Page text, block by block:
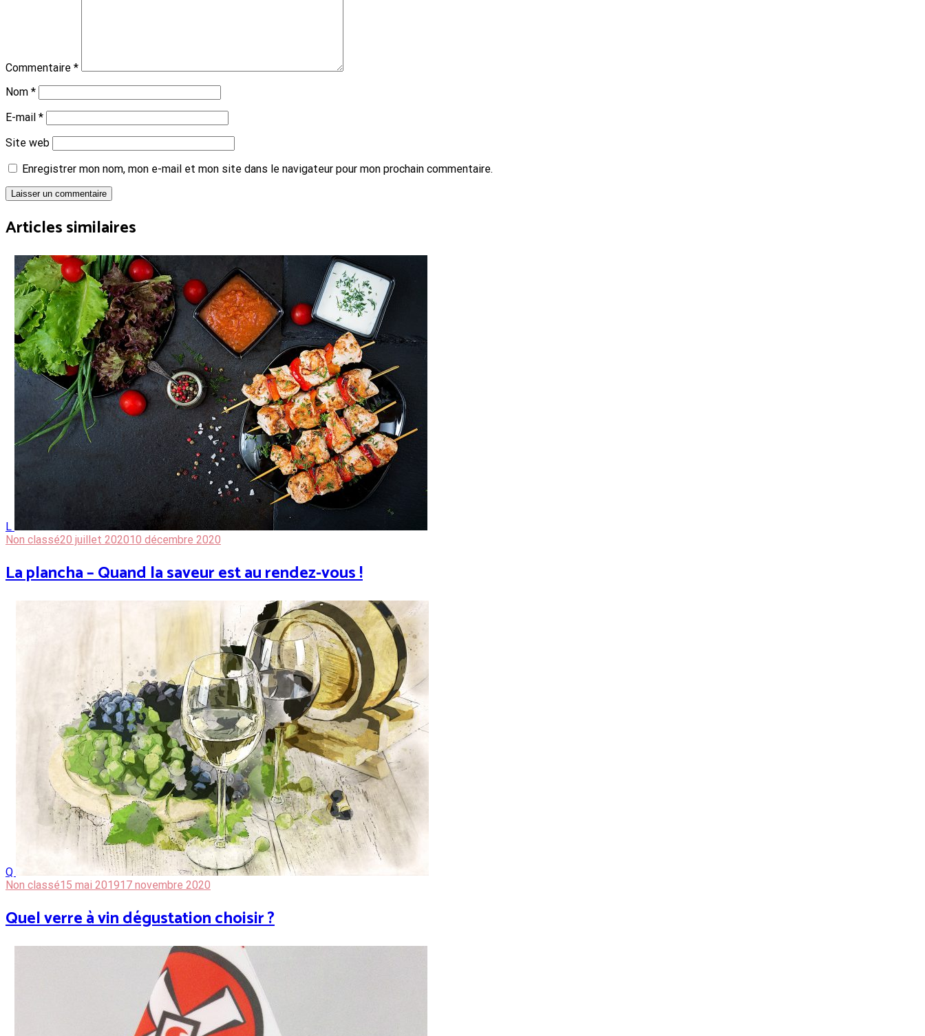
Commentaire *
Nom *
E-mail *
Site web
Enregistrer mon nom, mon e-mail et mon site dans le navigateur pour mon prochain commentaire.
Laisser un commentaire
Articles similaires
L
Non classé20 juillet 202010 décembre 2020
La plancha – Quand la saveur est au rendez-vous !
Q
Non classé15 mai 201917 novembre 2020
Quel verre à vin dégustation choisir ?